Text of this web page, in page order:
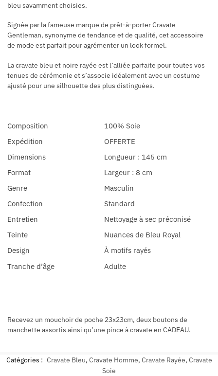
bleu savamment choisies.
Signée par la fameuse marque de prêt-à-porter Cravate
Gentleman, synonyme de tendance et de qualité, cet accessoire
de mode est parfait pour agrémenter un look formel.
La cravate bleu et noire rayée est l’alliée parfaite pour toutes vos
tenues de cérémonie et s’associe idéalement avec un costume
ajusté pour une silhouette des plus distinguées.
Composition
100% Soie
Expédition
OFFERTE
Dimensions
Longueur : 145 cm
Format
Largeur : 8 cm
Genre
Masculin
Confection
Standard
Entretien
Nettoyage à sec préconisé
Teinte
Nuances de Bleu Royal
Design
À motifs rayés
Tranche d’âge
Adulte
Recevez un mouchoir de poche 23x23cm, deux boutons de
manchette assortis ainsi qu’une pince à cravate en CADEAU.
Catégories : Cravate Bleu, Cravate Homme, Cravate Rayée, Cravate
Soie